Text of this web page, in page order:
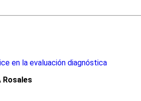
en la evaluación diagnóstica
Rosales